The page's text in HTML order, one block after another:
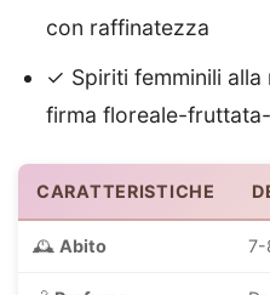
con raffinatezza
✓ Spiriti femminili
firma floreale-
CARATTERISTICHE
🕰️ Abito 7-